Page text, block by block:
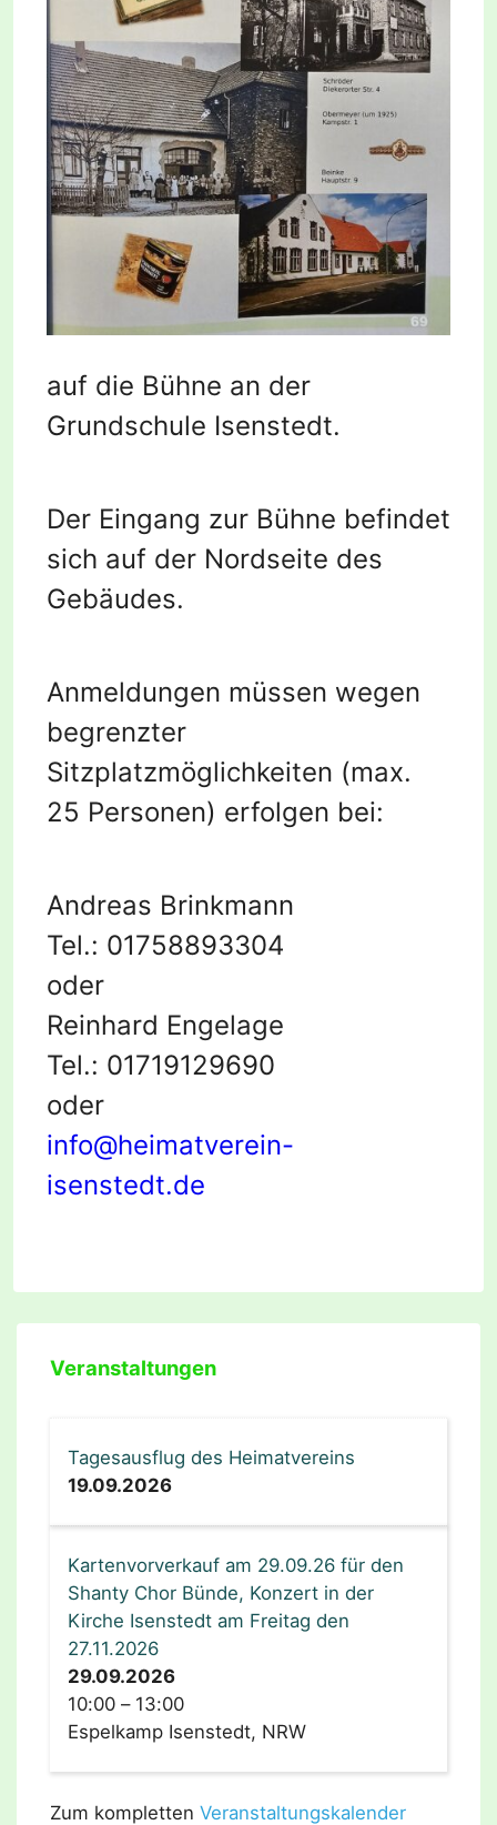
auf die Bühne an der
Grundschule Isenstedt.
Der Eingang zur Bühne befindet
sich auf der Nordseite des
Gebäudes.
Anmeldungen müssen wegen
begrenzter
Sitzplatzmöglichkeiten (max.
25 Personen) erfolgen bei:
Andreas Brinkmann
Tel.: 01758893304
oder
Reinhard Engelage
Tel.: 01719129690
oder
info@heimatverein-
isenstedt.de
Veranstaltungen
Tagesausflug des Heimatvereins
19.09.2026
Kartenvorverkauf am 29.09.26 für den
Shanty Chor Bünde, Konzert in der
Kirche Isenstedt am Freitag den
27.11.2026
29.09.2026
10:00 – 13:00
Espelkamp Isenstedt, NRW
Zum kompletten Veranstaltungskalender